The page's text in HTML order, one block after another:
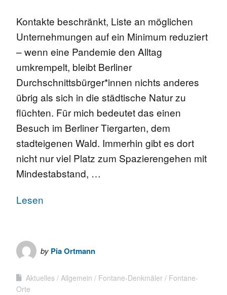
Kontakte beschränkt, Liste an möglichen
Unternehmungen auf ein Minimum reduziert
– wenn eine Pandemie den Alltag
umkrempelt, bleibt Berliner
Durchschnittsbürger*innen nichts anderes
übrig als sich in die städtische Natur zu
flüchten. Für mich bedeutet das einen
Besuch im Berliner Tiergarten, dem
stadteigenen Wald. Immerhin gibt es dort
nicht nur viel Platz zum Spazierengehen mit
Mindestabstand, …
Lesen
by Pia Ortmann
Aktuelles Allgemein Fontane-Denkmäler
Fontane-
Orte